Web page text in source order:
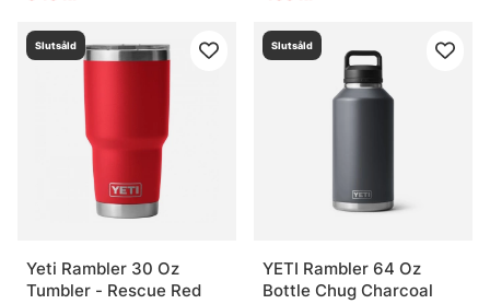
Slutsåld
Yeti Rambler 30 Oz
Tumbler - Rescue Red
Slutsåld
YETI Rambler 64 Oz
Bottle Chug Charcoal